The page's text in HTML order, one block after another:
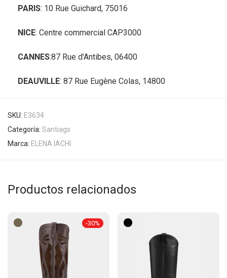
PARIS: 10 Rue Guichard, 75016
NICE: Centre commercial CAP3000
CANNES:87 Rue d'Antibes, 06400
DEAUVILLE: 87 Rue Eugène Colas, 14800
SKU: E3634
Categoría: Santiags
Marca: ELENA IACHI
Productos relacionados
-30%